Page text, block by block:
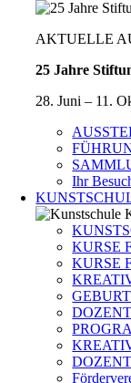
AKTUELLE
25 Jahre
28. Juni – 11.
Ihr
KURSE
KURSE